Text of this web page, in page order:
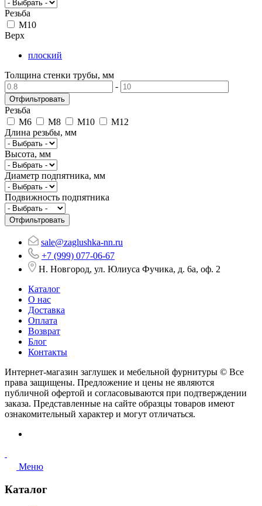
Резьба
М10
Верх
плоский
Толщина стенки трубы, мм
-
Резьба
M6
M8 M10
М12
Длина резьбы, мм
Высота, мм
Диаметр подпятника, мм
Подвижность подпятника
sale@zaglushka-nn.ru
+7 (999) 077-06-67
Н. Новгород, ул. Юлиуса Фучика, д. 6а, оф. 2
Каталог
О нас
Доставка
Оплата
Возврат
Блог
Контакты
Интернет-магазин заглушек и мебельной фурнитуры © Все
права защищены. Предложение и цены не являются
публичной офертой и согласовываются при подтверждении
заказа. Представленные на сайте образцы товаров имеют
ознакомительный характер и могут отличаться.
Меню
Каталог